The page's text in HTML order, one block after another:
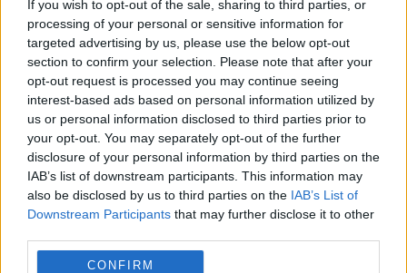
If you wish to opt-out of the sale, sharing to third parties, or
processing of your personal or sensitive information for
targeted advertising by us, please use the below opt-out
section to confirm your selection. Please note that after your
opt-out request is processed you may continue seeing
interest-based ads based on personal information utilized by
us or personal information disclosed to third parties prior to
your opt-out. You may separately opt-out of the further
disclosure of your personal information by third parties on the
IAB’s list of downstream participants. This information may
also be disclosed by us to third parties on the IAB’s List of
Downstream Participants that may further disclose it to other
CONFIRM